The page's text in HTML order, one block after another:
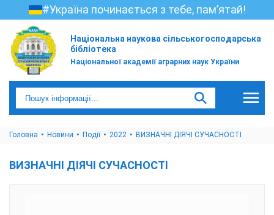
#Україна починається з тебе, пам’ятай!
Національна наукова сільськогосподарська
бібліотека
Національної академії аграрних наук України
Головна Новини Події 2022 ВИЗНАЧНІ ДІЯЧІ СУЧАСНОСТІ
ВИЗНАЧНІ ДІЯЧІ СУЧАСНОСТІ